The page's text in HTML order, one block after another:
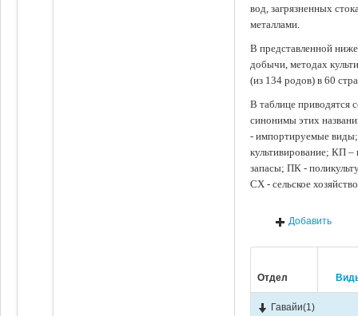
вод, загрязненных
металлами.
В представленной
добычи, методах
(из 134 родов) в 60
В таблице приводятся
синонимы этих
- импортируемые
культивирование; КП
запасы; ПК -
СХ - сельское
Добавить
Отдел
Гавайи(1)